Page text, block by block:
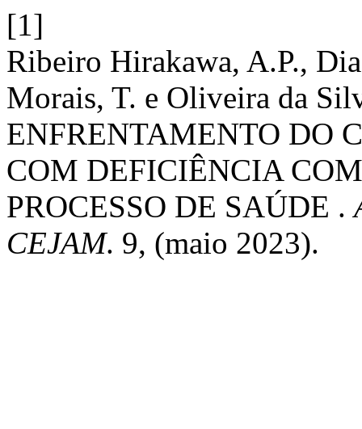
[1]
Ribeiro Hirakawa, A.P.,
Morais, T. e Oliveira da
ENFRENTAMENTO DO
COM DEFICIÊNCIA
PROCESSO DE SAÚDE .
CEJAM. 9, (maio 2023).